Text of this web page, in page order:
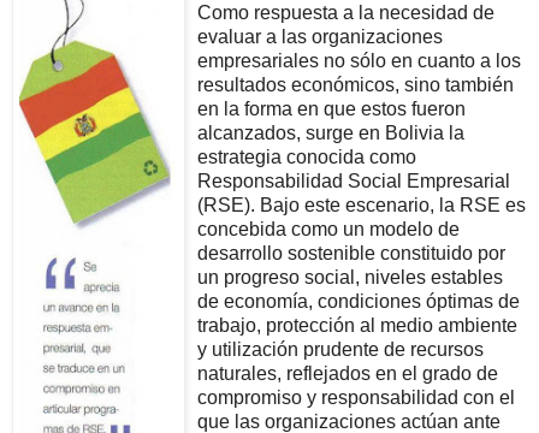
Como respuesta a la necesidad de
evaluar a las organizaciones
empresariales no sólo en cuanto a los
resultados económicos, sino también
en la forma en que estos fueron
alcanzados, surge en Bolivia la
estrategia conocida como
Responsabilidad Social Empresarial
(RSE). Bajo este escenario, la RSE es
concebida como un modelo de
desarrollo sostenible constituido por
un progreso social, niveles estables
de economía, condiciones óptimas de
trabajo, protección al medio ambiente
y utilización prudente de recursos
naturales, reflejados en el grado de
compromiso y responsabilidad con el
que las organizaciones actúan ante